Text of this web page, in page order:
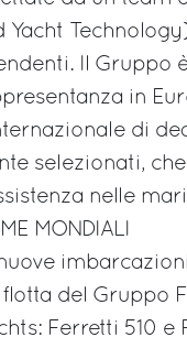
Yacht
Il Gruppo
in
di
selezionati,
nelle
MONDIALI
del Gruppo
Ferretti 510 e